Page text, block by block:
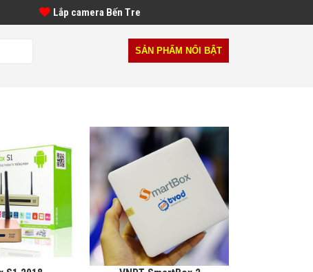
Lắp camera Bến Tre
SẢN PHẨM NỔI BẬT